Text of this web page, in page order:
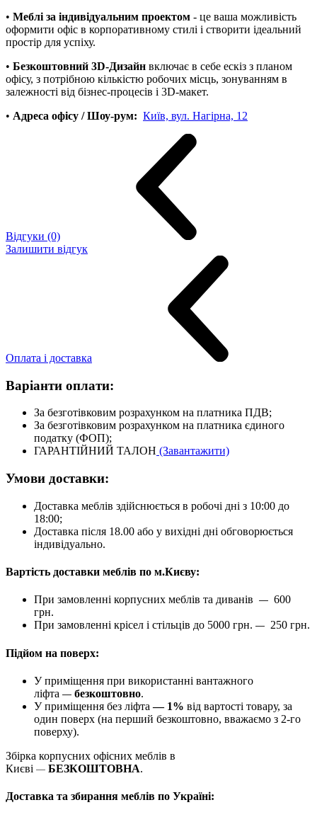
• Меблі за індивідуальним проектом - це ваша можливість
оформити офіс в корпоративному стилі і створити ідеальний
простір для успіху.
• Безкоштовний 3D-Дизайн включає в себе ескіз з планом
офісу, з потрібною кількістю робочих місць, зонуванням в
залежності від бізнес-процесів і 3D-макет.
• Адреса офісу / Шоу-рум: Київ, вул. Нагірна, 12
Відгуки (0)
Залишити відгук
Оплата і доставка
Варіанти оплати:
За безготівковим розрахунком на платника ПДВ;
За безготівковим розрахунком на платника єдиного
податку (ФОП);
ГАРАНТІЙНИЙ ТАЛОН (Завантажити)
Умови доставки:
Доставка меблів здійснюється в робочі дні з 10:00 до
18:00;
Доставка після 18.00 або у вихідні дні обговорюється
індивідуально.
Вартість доставки меблів по м.Києву:
При замовленні корпусних меблів та диванів — 600
грн.
При замовленні крісел і стільців до 5000 грн. — 250 грн.
Підйом на поверх:
У приміщення при використанні вантажного
ліфта — безкоштовно.
У приміщення без ліфта— 1% від вартості товару, за
один поверх (на перший безкоштовно, вважаємо з 2-го
поверху).
Збірка корпусних офісних меблів в
Києві — БЕЗКОШТОВНА.
Доставка та збирання меблів по Україні: